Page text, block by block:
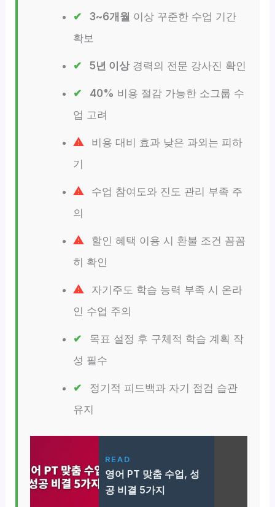
3~6개월 이상 꾸준한 수업 기간
확보
5년 이상경력의 전문 강사진 확인
40% 비용 절감 가능한 소그룹 수
업 고려
비용 대비 효과 낮은 과외는 피하
기
수업 참여도와 진도 관리 부족 주
의
할인 혜택 이용 시 환불 조건 꼼꼼
히 확인
자기주도 학습 능력 부족 시 온라
인 수업 주의
목표 설정 후 구체적 학습 계획 작
성 필수
정기적 피드백과 자기 점검 습관
유지
READ
영어 PT 맞춤 수업, 성
공 비결 5가지